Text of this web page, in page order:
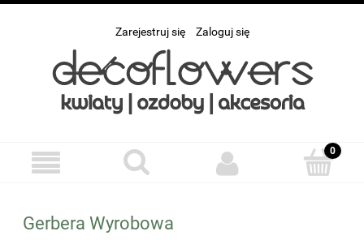
Zarejestruj się Zaloguj się
Gerbera Wyrobowa